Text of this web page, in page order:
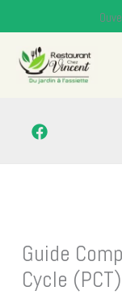
to
content
Guide
Cycle (PCT)